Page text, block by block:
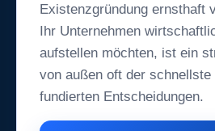
Existenzgründung ernsthaft
Ihr Unternehmen
aufstellen möchten, ist ein
von außen oft der schnellste
fundierten Entscheidungen.